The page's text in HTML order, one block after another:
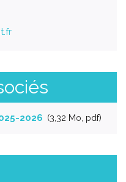
2026 3,32 Mo, pdf